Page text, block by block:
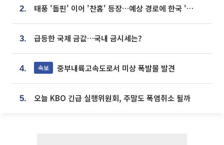
2. 태풍 '돌핀' 이어 '찬홈' 등장…예상 경로에 한국 '한숨'
3. 급등한 국제 금값…국내 금시세는?
4. 속보 중부내륙고속도로서 미상 폭발물 발견
5. 오늘 KBO 긴급 실행위원회, 주말도 폭염취소 될까